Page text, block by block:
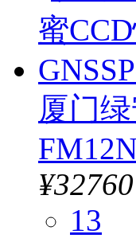
厦门
¥32760
13